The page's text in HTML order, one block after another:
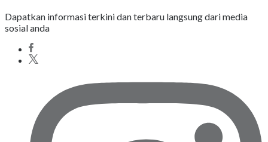
Dapatkan informasi terkini dan terbaru langsung dari media
sosial anda